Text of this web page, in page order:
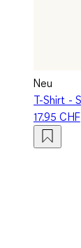
Neu
T-Shirt -
17.95 CHF